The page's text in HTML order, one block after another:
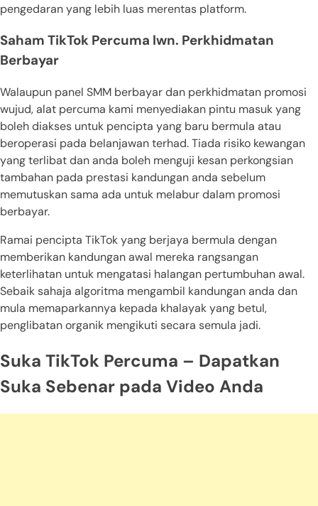
pengedaran yang lebih luas merentas platform.
Saham TikTok Percuma lwn. Perkhidmatan
Berbayar
Walaupun panel SMM berbayar dan perkhidmatan promosi
wujud, alat percuma kami menyediakan pintu masuk yang
boleh diakses untuk pencipta yang baru bermula atau
beroperasi pada belanjawan terhad. Tiada risiko kewangan
yang terlibat dan anda boleh menguji kesan perkongsian
tambahan pada prestasi kandungan anda sebelum
memutuskan sama ada untuk melabur dalam promosi
berbayar.
Ramai pencipta TikTok yang berjaya bermula dengan
memberikan kandungan awal mereka rangsangan
keterlihatan untuk mengatasi halangan pertumbuhan awal.
Sebaik sahaja algoritma mengambil kandungan anda dan
mula memaparkannya kepada khalayak yang betul,
penglibatan organik mengikuti secara semula jadi.
Suka TikTok Percuma – Dapatkan
Suka Sebenar pada Video Anda